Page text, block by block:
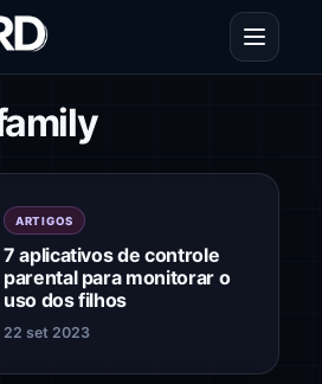
Abrir
ARTIGOS
7 aplicativos de controle
parental para monitorar o
uso dos filhos
22 set 2023